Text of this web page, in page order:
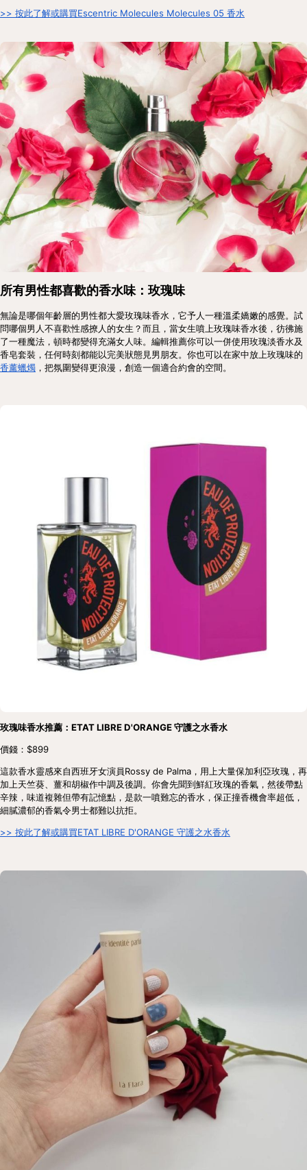
>> 按此了解或購買Escentric Molecules Molecules 05 香水
所有男性都喜歡的香水味：玫瑰味
無論是哪個年齡層的男性都大愛玫瑰味香水，它予人一種溫柔嬌嫩的感覺。試
問哪個男人不喜歡性感撩人的女生？而且，當女生噴上玫瑰味香水後，彷彿施
了一種魔法，頓時都變得充滿女人味。編輯推薦你可以一併使用玫瑰淡香水及
香皂套裝，任何時刻都能以完美狀態見男朋友。你也可以在家中放上玫瑰味的
香薰蠟燭 ，把氛圍變得更浪漫，創造一個適合約會的空間。
玫瑰味香水推薦：ETAT LIBRE D'ORANGE 守護之水香水
價錢：$899
這款香水靈感來自西班牙女演員Rossy de Palma，用上大量保加利亞玫瑰，再
加上天竺葵、薑和胡椒作中調及後調。你會先聞到鮮紅玫瑰的香氣，然後帶點
辛辣，味道複雜但帶有記憶點，是款一噴難忘的香水，保正撞香機會率超低，
細膩濃郁的香氣令男士都難以抗拒。
>> 按此了解或購買ETAT LIBRE D'ORANGE 守護之水香水